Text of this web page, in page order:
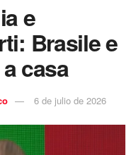
e
Brasile e
casa
6 de julio de 2026